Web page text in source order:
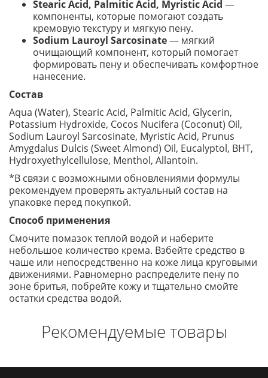
Stearic Acid, Palmitic Acid, Myristic Acid —
компоненты, которые помогают создать
кремовую текстуру и мягкую пену.
Sodium Lauroyl Sarcosinate— мягкий
очищающий компонент, который помогает
формировать пену и обеспечивать комфортное
нанесение.
Состав
Aqua (Water), Stearic Acid, Palmitic Acid, Glycerin,
Potassium Hydroxide, Cocos Nucifera (Coconut) Oil,
Sodium Lauroyl Sarcosinate, Myristic Acid, Prunus
Amygdalus Dulcis (Sweet Almond) Oil, Eucalyptol, BHT,
Hydroxyethylcellulose, Menthol, Allantoin.
*В связи с возможными обновлениями формулы
рекомендуем проверять актуальный состав на
упаковке перед покупкой.
Способ применения
Смочите помазок теплой водой и наберите
небольшое количество крема. Взбейте средство в
чаше или непосредственно на коже лица круговыми
движениями. Равномерно распределите пену по
зоне бритья, побрейте кожу и тщательно смойте
остатки средства водой.
Рекомендуемые товары